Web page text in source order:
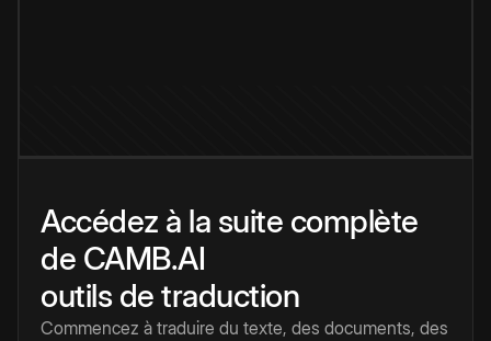
Accédez à la suite complète
de CAMB.AI
outils de traduction
Commencez à traduire du texte, des documents, des